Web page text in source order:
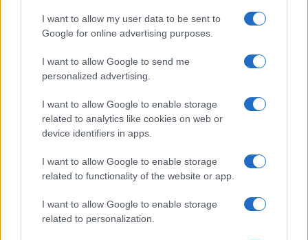
I want to allow my user data to be sent to
Google for online advertising purposes.
I want to allow Google to send me
personalized advertising.
I want to allow Google to enable storage
related to analytics like cookies on web or
device identifiers in apps.
I want to allow Google to enable storage
related to functionality of the website or app.
I want to allow Google to enable storage
related to personalization.
Confronto tra NVIDIA e AMD: schede grafiche a
confronto
Notizie, recensioni e passione per i videogiochi. Game
news, console, recensioni e prove dei titoli del momento.
SEZIONI